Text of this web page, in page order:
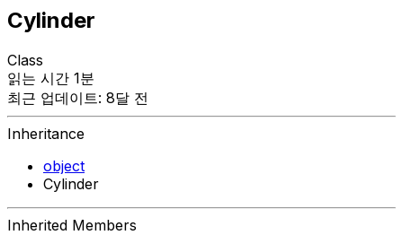
Cylinder
Class
읽는 시간 1분
최근 업데이트: 8달 전
Inheritance
object
Cylinder
Inherited Members